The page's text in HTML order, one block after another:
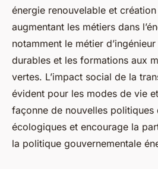
énergie renouvelable et création
augmentant les métiers dans
notamment le métier
durables et les formations aux
vertes. L’impact social de la
évident pour les modes de vie
façonne de nouvelles politiques
écologiques et encourage la
la politique gouvernementale